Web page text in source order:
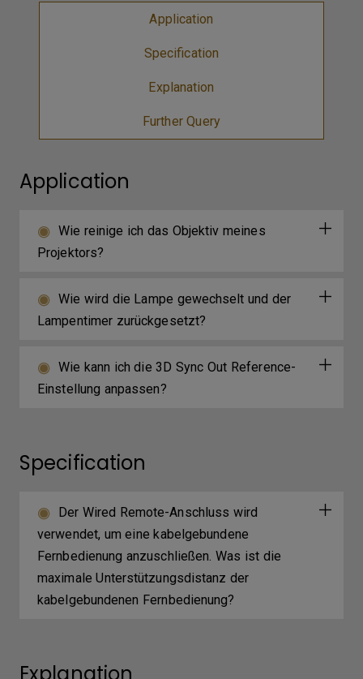
Application
Specification
Explanation
Further Query
Application
Wie reinige ich das Objektiv meines
Projektors?
Wie wird die Lampe gewechselt und der
Lampentimer zurückgesetzt?
Wie kann ich die 3D Sync Out Reference-
Einstellung anpassen?
Specification
Der Wired Remote-Anschluss wird
verwendet, um eine kabelgebundene
Fernbedienung anzuschließen. Was ist die
maximale Unterstützungsdistanz der
kabelgebundenen Fernbedienung?